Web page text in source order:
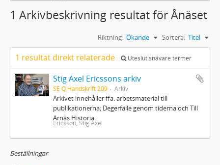
1 Arkivbeskrivning resultat för Ånäset
Sortera: Titel
Riktning: Ökande
1 resultat direkt relaterade Uteslut snävare termer
Stig Axel Ericssons arkiv
SE Q Handskrift 209 Arkiv
Arkivet innehåller ffa. arbetsmaterial till
publikationerna; Degerfälle genom tiderna och Till
Arnäs Historia.
Ericsson, Stig Axel
Beställningar